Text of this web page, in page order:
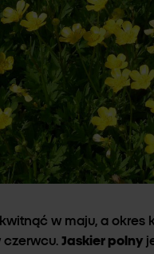
w maju, a okres
czerwcu. Jaskier polny